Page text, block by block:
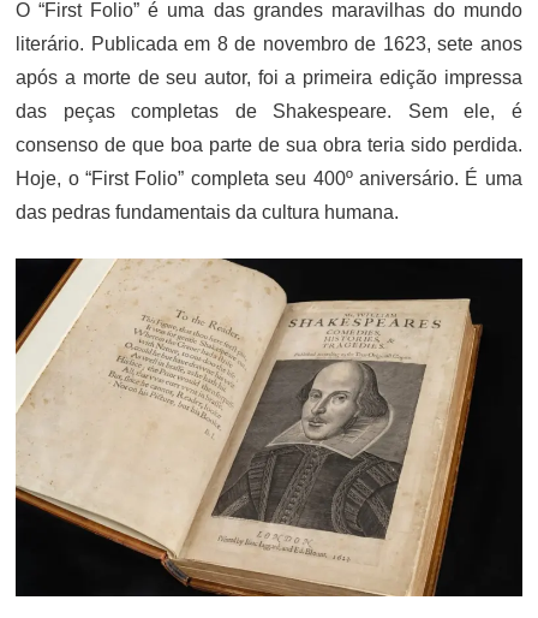
O “First Folio” é uma das grandes maravilhas do mundo
literário. Publicada em 8 de novembro de 1623, sete anos
após a morte de seu autor, foi a primeira edição impressa
das peças completas de Shakespeare. Sem ele, é
consenso de que boa parte de sua obra teria sido perdida.
Hoje, o “First Folio” completa seu 400º aniversário. É uma
das pedras fundamentais da cultura humana.